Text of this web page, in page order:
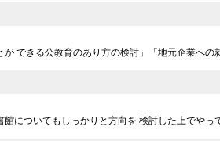
できる公教育のあり方の検討」「地元企業へ
についてもしっかりと方向を 検討した上でや